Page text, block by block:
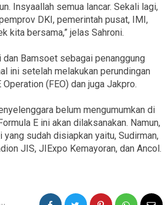
Insyaallah semua lancar. Sekali lagi,
DKI, pemerintah pusat, IMI,
kita bersama,” jelas Sahroni.
dan Bamsoet sebagai penanggung
ini setelah melakukan perundingan
(FEO) dan juga Jakpro.
belum mengumumkan di
E ini akan dilaksanakan. Namun,
sudah disiapkan yaitu, Sudirman,
JIS, JIExpo Kemayoran, dan Ancol.